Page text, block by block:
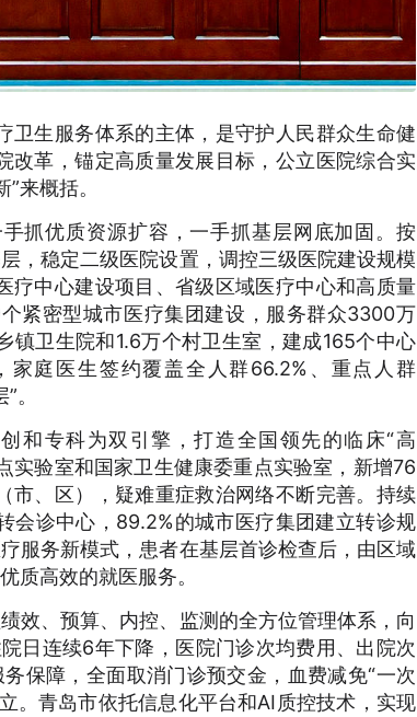
卫生服务体系的主体，是守护人民群众生命健
改革，锚定高质量发展目标，公立医院综合实
来概括。
抓优质资源扩容，一手抓基层网底加固。按
，稳定二级医院设置，调控三级医院建设规模
疗中心建设项目、省级区域医疗中心和高质量
紧密型城市医疗集团建设，服务群众3300万
镇卫生院和1.6万个村卫生室，建成165个中心
庭医生签约覆盖全人群66.2%、重点人群
。
和专科为双引擎，打造全国领先的临床“高
实验室和国家卫生健康委重点实验室，新增76
市、区），疑难重症救治网络不断完善。持续
会诊中心，89.2%的城市医疗集团建立转诊规
服务新模式，患者在基层首诊检查后，由区域
质高效的就医服务。
效、预算、内控、监测的全方位管理体系，向
日连续6年下降，医院门诊次均费用、出院次
保障，全面取消门诊预交金，血费减免“一次
。青岛市依托信息化平台和AI质控技术，实现